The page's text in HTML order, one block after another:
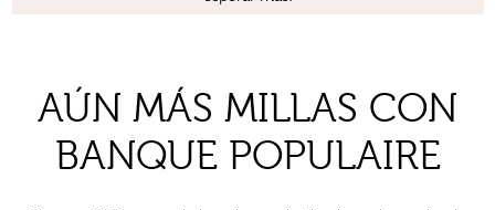
AÚN MÁS MILLAS CON
BANQUE POPULAIRE